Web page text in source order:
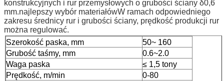
konstrukcyjnych i rur przemysłowych o grubości ściany δ0,6
mm.najlepszy wybór materiałówW ramach odpowiedniego
zakresu średnicy rur i grubości ściany, prędkość produkcji rur
można regulować.
Szerokość paska, mm
50~ 160
Grubość taśmy, mm
0.6~2.0
Waga paska
≤ 1,5 tony
Prędkość, m/min
0-80